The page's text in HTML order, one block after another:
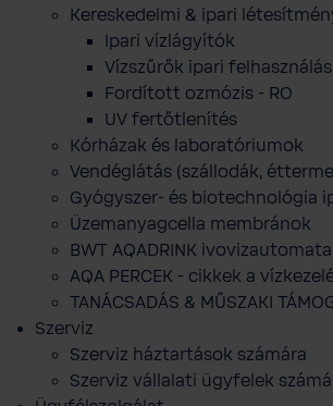
Kereskedelmi & ipari
Ipari vízlágyítók
Vízszűrők ipari
Fordított ozmózis - RO
UV fertőtlenítés
Kórházak és laboratóriumok
Vendéglátás (szállodák,
Gyógyszer- és biotechnológia
Üzemanyagcella membránok
BWT AQADRINK
AQA PERCEK - cikkek a
TANÁCSADÁS & MŰSZAKI
Szerviz
Szerviz háztartások számára
Szerviz vállalati ügyfelek